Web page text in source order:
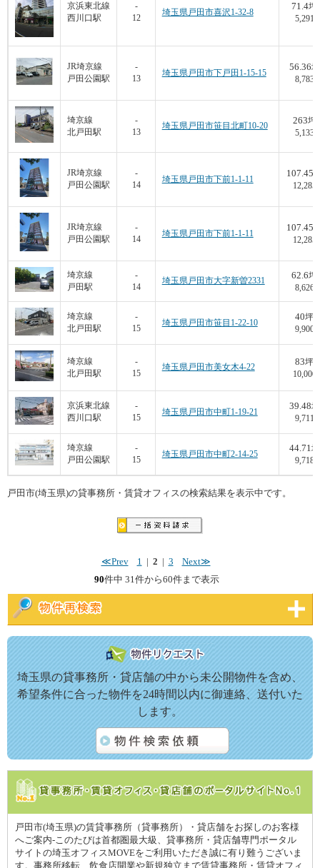
埼玉県の貸事務所・貸店舗の中から未公開物件を含め、
希望条件に合った物件を24時間以内に御連絡、送付いた
します。
戸田市(埼玉県)の賃貸事務所（貸事務所）・貸店舗をお探しのお客様
へご案内-このたびは首都圏最大級、貸事務所・貸店舗専門ポータル
サイトの埼玉オフィスMOVEをご利用いただき誠に有り難うございま
す。事務所移転、飲食店開業や新規独立まで賃貸事務所・賃貸オフィ
京浜東北線
西川口駅
-
12
埼玉県戸田市喜沢1-32-8
71.4坪
5,291
JR埼京線
戸田公園駅
-
13
埼玉県戸田市下戸田1-15-15
56.36坪
8,783
埼京線
北戸田駅
-
13
埼玉県戸田市笹目北町10-20
263坪
5,133
JR埼京線
戸田公園駅
-
14
埼玉県戸田市下前1-1-11
107.45
12,285
JR埼京線
戸田公園駅
-
14
埼玉県戸田市下前1-1-11
107.45
12,285
埼京線
戸田駅
-
14
埼玉県戸田市大字新曽2331
62.6坪
8,626
埼京線
北戸田駅
-
15
埼玉県戸田市笹目1-22-10
40坪
9,900
埼京線
北戸田駅
-
15
埼玉県戸田市美女木4-22
83坪
10,000
京浜東北線
西川口駅
-
15
埼玉県戸田市中町1-19-21
39.48坪
9,711
埼京線
戸田公園駅
-
15
埼玉県戸田市中町2-14-25
44.71坪
9,718
戸田市(埼玉県)の貸事務所・賃貸オフィスの検索結果を表示中です。
≪Prev 1 2 3
Next≫
90件中 31件から60件まで表示